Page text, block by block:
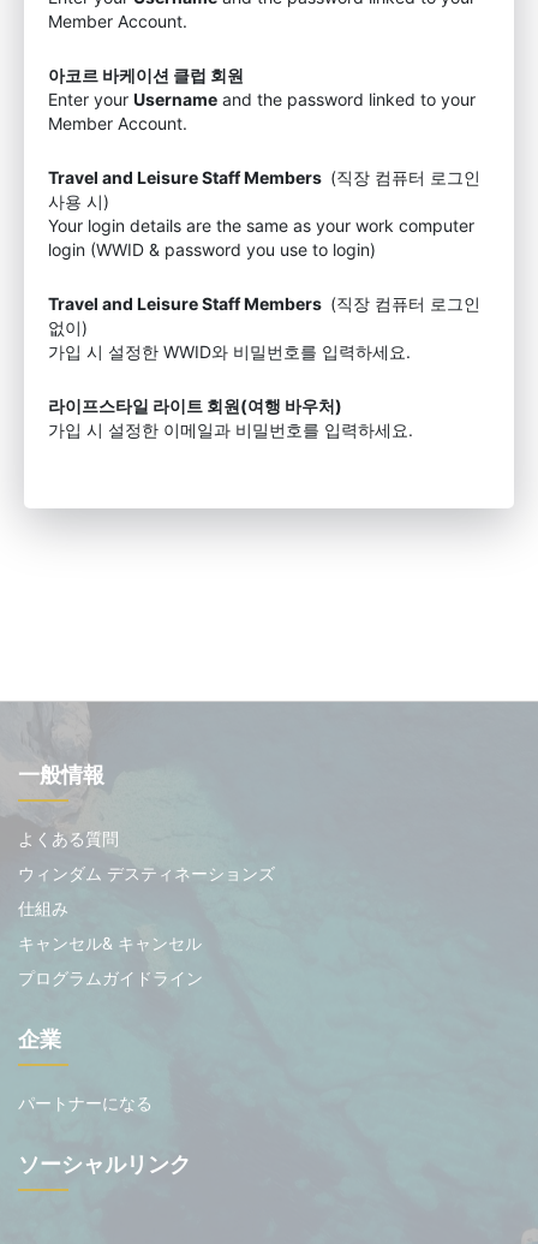
Member Account.
아코르 바케이션 클럽 회원
Enter your Username and the password linked to your
Member Account.
Travel and Leisure Staff Members (직장 컴퓨터 로그인
사용 시)
Your login details are the same as your work computer
login (WWID & password you use to login)
Travel and Leisure Staff Members (직장 컴퓨터 로그인
없이)
가입 시 설정한 WWID와 비밀번호를 입력하세요.
라이프스타일 라이트 회원(여행 바우처)
가입 시 설정한 이메일과 비밀번호를 입력하세요.
一般情報
よくある質問
ウィンダム デスティネーションズ
仕組み
キャンセル& キャンセル
プログラムガイドライン
企業
パートナーになる
ソーシャルリンク